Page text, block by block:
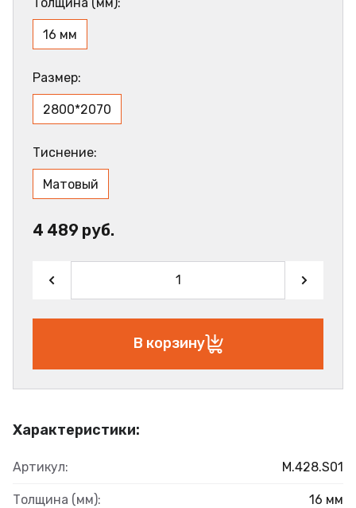
Характеристики:
Артикул: M.428.S01
Толщина (мм): 16 мм
16 мм
Размер:
2800*2070
Тиснение:
Матовый
4 489 руб.
В корзину